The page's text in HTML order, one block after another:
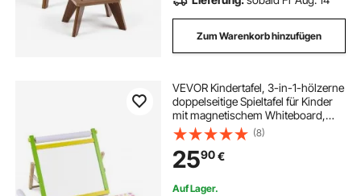
Zum Warenkorb hinzufügen
VEVOR Kindertafel, 3-in-1-hölzerne
doppelseitige Spieltafel für Kinder
mit magnetischem Whiteboard,
Kreidetafel, Papierrolle, faltbarem
Zeichenbrett mit Malzubehör für
Kinder im Alter von 3-14 Jahren
(8)
2590€
Auf Lager.